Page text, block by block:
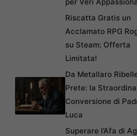
Riscatta Gratis un
Acclamato RPG
su Steam: Offerta
Limitata!
Da Metallaro
Prete: la
Conversione di
Luca
Superare l’Afa di